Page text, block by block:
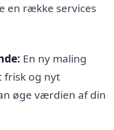
en række services
En ny maling
frisk og nyt
øge værdien af din